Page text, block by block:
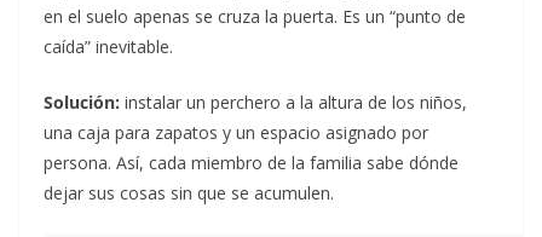
en el suelo apenas se cruza la puerta. Es un “punto de
caída” inevitable.
Solución: instalar un perchero a la altura de los niños,
una caja para zapatos y un espacio asignado por
persona. Así, cada miembro de la familia sabe dónde
dejar sus cosas sin que se acumulen.